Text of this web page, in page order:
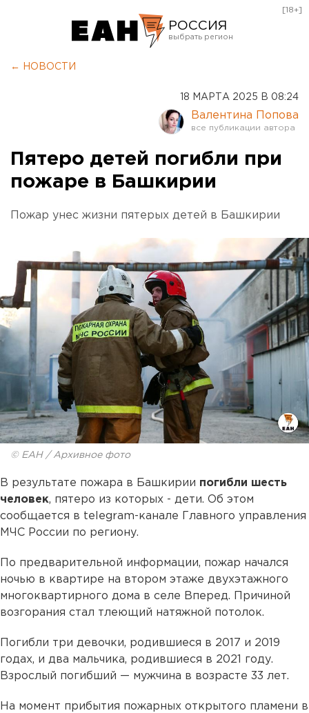
РОССИЯ
Курган
Оренбург
[18+]
← НОВОСТИ
18 МАРТА 2025 В 08:24
Валентина Попова
Пятеро детей погибли при
пожаре в Башкирии
Пожар унес жизни пятерых детей в Башкирии
© ЕАН / Архивное фото
В результате пожара в Башкирии погибли шесть
человек, пятеро из которых - дети. Об этом
сообщается в telegram-канале Главного управления
МЧС России по региону.
По предварительной информации, пожар начался
ночью в квартире на втором этаже двухэтажного
многоквартирного дома в селе Вперед. Причиной
возгорания стал тлеющий натяжной потолок.
Погибли три девочки, родившиеся в 2017 и 2019
годах, и два мальчика, родившиеся в 2021 году.
Взрослый погибший — мужчина в возрасте 33 лет.
На момент прибытия пожарных открытого пламени в